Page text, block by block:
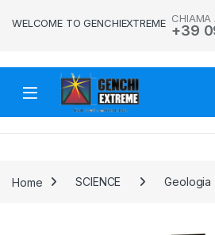
WELCOME TO GENCHIEXTREME CHIAMA
+39
Home SCIENCE Geologia